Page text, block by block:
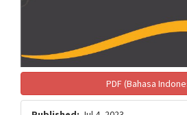
PDF (Bahasa